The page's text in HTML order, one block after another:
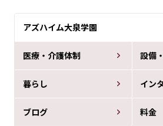
アズハイム大泉学園
医療・介護体制 設備
暮らし イン
ブログ 料金